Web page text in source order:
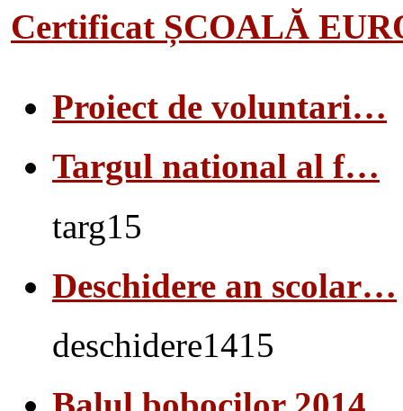
Certificat ȘCOALĂ
Proiect de voluntari…
Targul national al f…
targ15
Deschidere an scolar…
deschidere1415